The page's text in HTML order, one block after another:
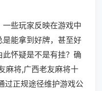
些玩家反映在游戏中
能拿到好牌，甚至好
怀疑是不是有挂？确
麻将,广西老友麻将十
过正规途径维护游戏公